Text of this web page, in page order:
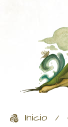
Inicio /